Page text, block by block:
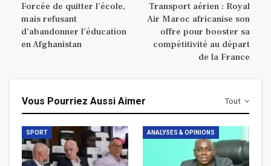
Forcée de quitter l’école,
mais refusant
d’abandonner l’éducation
en Afghanistan
Transport aérien : Royal
Air Maroc africanise son
offre pour booster sa
compétitivité au départ
de la France
Tout
Vous Pourriez Aussi Aimer
SPORT ANALYSES & OPINIONS